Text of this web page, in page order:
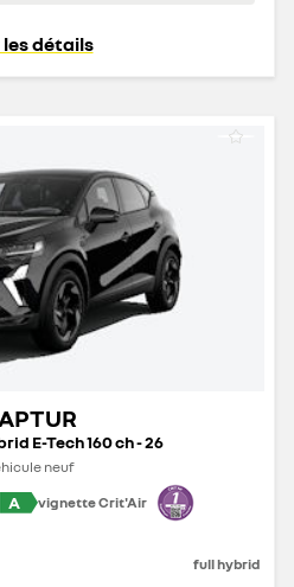
détails
E-Tech 160 ch - 26
neuf
A vignette Crit'Air
full hybrid